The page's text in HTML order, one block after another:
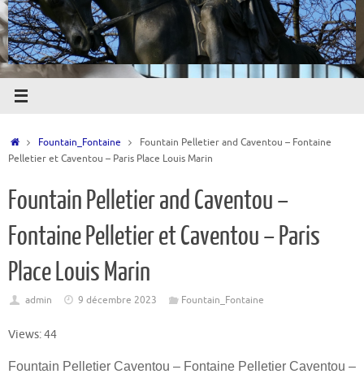
AccueilFountain_Fontaine
Fountain Pelletier and Caventou – Fontaine
Pelletier et Caventou – Paris Place Louis Marin
Fountain Pelletier and Caventou –
Fontaine Pelletier et Caventou – Paris
Place Louis Marin
admin 9 décembre 2023 Fountain_Fontaine
Views: 44
Fountain Pelletier Caventou – Fontaine Pelletier Caventou –